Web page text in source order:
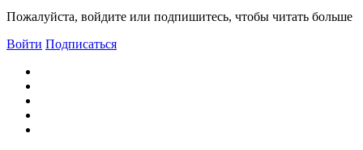
Пожалуйста, войдите или подпишитесь, чтобы читать больше
Войти Подписаться